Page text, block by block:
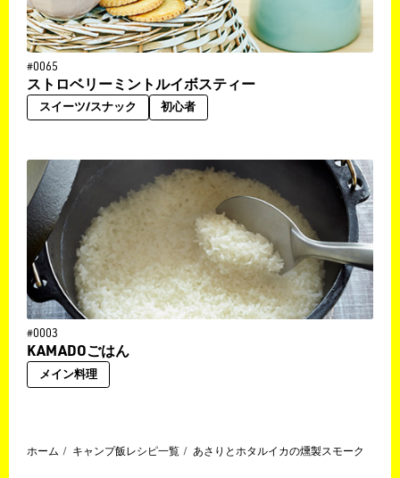
#0065
ストロベリーミントルイボスティー
スイーツ/スナック 初心者
#0003
KAMADOごはん
メイン料理
ホーム キャンプ飯レシピ一覧 あさりとホタルイカの燻製スモーク